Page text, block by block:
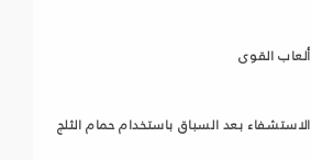
ألعاب القوى
الاستشفاء بعد السباق باستخدام حمام الثلج